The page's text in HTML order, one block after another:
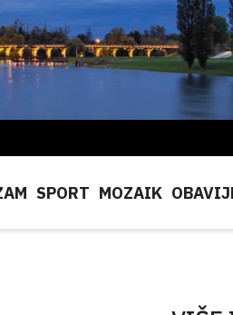
SPORT MOZAIK